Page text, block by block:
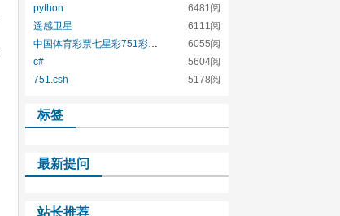
6481阅
python
6111阅
遥感卫星
6055阅
中国体育彩票七星彩751彩票店号码
5604阅
c#
5178阅
751.csh
标签
最新提问
站长推荐